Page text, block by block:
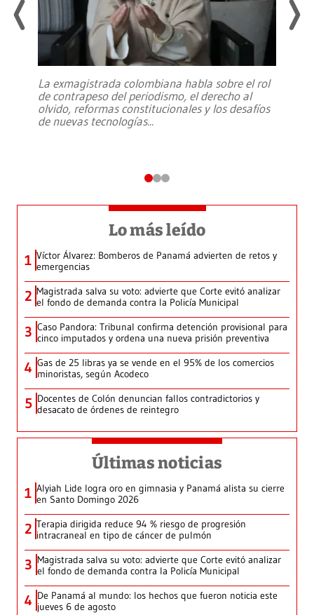
La exmagistrada colombiana habla sobre el rol
de contrapeso del periodismo, el derecho al
olvido, reformas constitucionales y los desafíos
de nuevas tecnologías...
Lo más leído
1 Víctor Álvarez: Bomberos de Panamá advierten de retos y
emergencias
2 Magistrada salva su voto: advierte que Corte evitó analizar
el fondo de demanda contra la Policía Municipal
3 Caso Pandora: Tribunal confirma detención provisional para
cinco imputados y ordena una nueva prisión preventiva
4 Gas de 25 libras ya se vende en el 95% de los comercios
minoristas, según Acodeco
5 Docentes de Colón denuncian fallos contradictorios y
desacato de órdenes de reintegro
Últimas noticias
1 Alyiah Lide logra oro en gimnasia y Panamá alista su cierre
en Santo Domingo 2026
2 Terapia dirigida reduce 94 % riesgo de progresión
intracraneal en tipo de cáncer de pulmón
3 Magistrada salva su voto: advierte que Corte evitó analizar
el fondo de demanda contra la Policía Municipal
4 De Panamá al mundo: los hechos que fueron noticia este
jueves 6 de agosto